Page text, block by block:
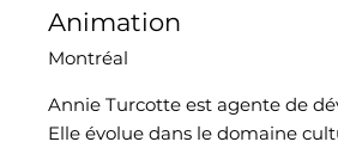
Animation
Montréal
Annie Turcotte est agente de
Elle évolue dans le domaine